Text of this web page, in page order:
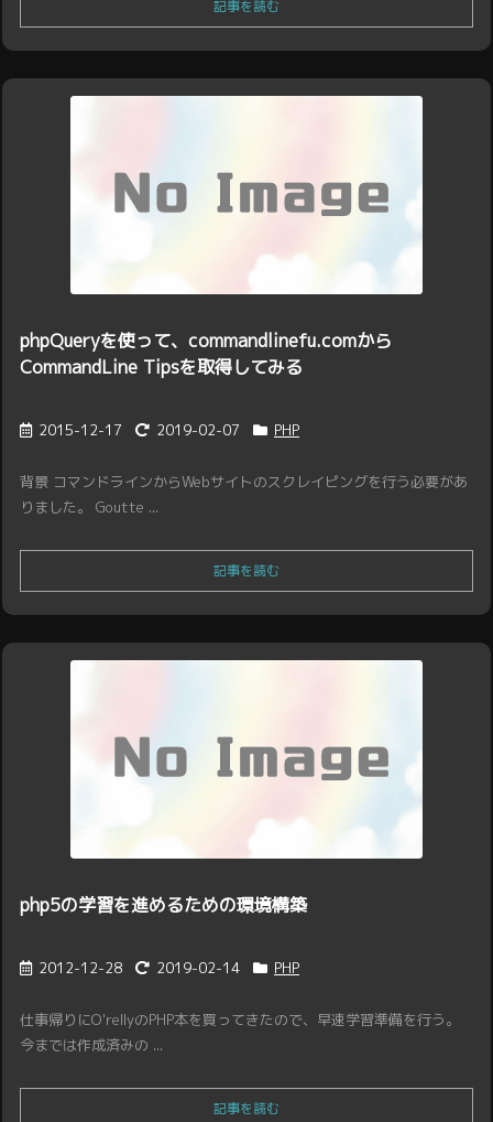
記事を読む
phpQueryを使って、commandlinefu.comから
CommandLine Tipsを取得してみる
2015-12-17 2019-02-07 PHP
背景 コマンドラインからWebサイトのスクレイピングを行う必要があ
りました。 Goutte ...
記事を読む
php5の学習を進めるための環境構築
2012-12-28 2019-02-14 PHP
仕事帰りにO'rellyのPHP本を買ってきたので、早速学習準備を行う。
今までは作成済みの ...
記事を読む